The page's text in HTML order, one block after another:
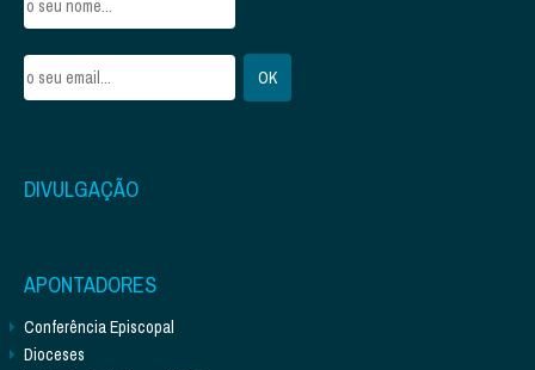
DIVULGAÇÃO
APONTADORES
Conferência Episcopal
Dioceses